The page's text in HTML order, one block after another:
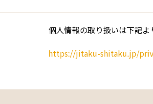
個人情報の取り扱いは下記よ
https://jitaku-shitaku.jp/